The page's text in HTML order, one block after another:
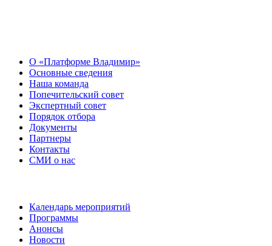
О «Платформе Владимир»
Основные сведения
Наша команда
Попечительский совет
Экспертный совет
Порядок отбора
Документы
Партнеры
Контакты
СМИ о нас
Календарь мероприятий
Программы
Анонсы
Новости